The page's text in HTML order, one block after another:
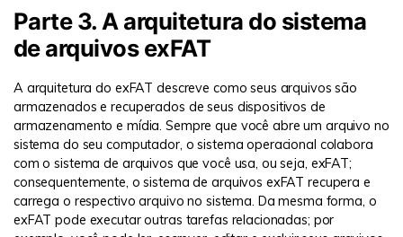
Parte 3. A arquitetura do sistema
de arquivos exFAT
A arquitetura do exFAT descreve como seus arquivos são
armazenados e recuperados de seus dispositivos de
armazenamento e mídia. Sempre que você abre um arquivo no
sistema do seu computador, o sistema operacional colabora
com o sistema de arquivos que você usa, ou seja, exFAT;
consequentemente, o sistema de arquivos exFAT recupera e
carrega o respectivo arquivo no sistema. Da mesma forma, o
exFAT pode executar outras tarefas relacionadas; por